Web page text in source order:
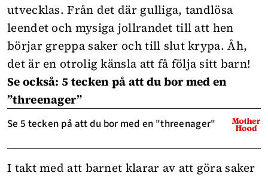
utvecklas. Från det där gulliga, tandlösa
leendet och mysiga jollrandet till att hen
börjar greppa saker och till slut krypa. Åh,
det är en otrolig känsla att få följa sitt barn!
Se också: 5 tecken på att du bor med en
”threenager”
Se 5 tecken på att du bor med en "threenager"
I takt med att barnet klarar av att göra saker